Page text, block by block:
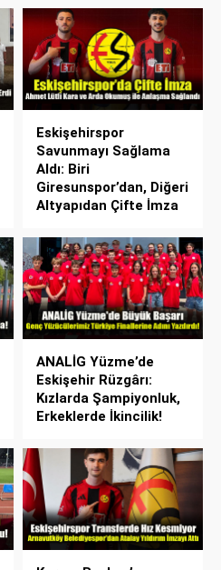
Eskişehirspor
Savunmayı Sağlama
Aldı: Biri
Giresunspor’dan, Diğeri
Altyapıdan Çifte İmza
ANALİG Yüzme’de
Eskişehir Rüzgârı:
Kızlarda Şampiyonluk,
Erkeklerde İkincilik!